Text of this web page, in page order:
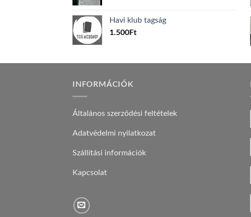
600Ft.100Ft.
Havi klub tagság
1.500Ft
INFORMÁCIÓK
Általános szerződési feltételek
Adatvédelmi nyilatkozat
Szállítási információk
Kapcsolat